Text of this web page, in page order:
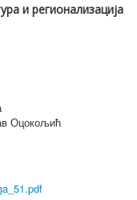
и регионализација
Оцокољић